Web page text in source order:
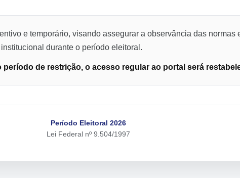
e temporário, visando assegurar a observância das normas
durante o período eleitoral.
de restrição, o acesso regular ao portal será
Período Eleitoral 2026
Lei Federal nº 9.504/1997